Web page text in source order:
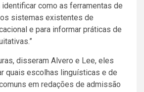
como as ferramentas de
sistemas existentes de
e para informar práticas de
disseram Alvero e Lee, eles
quais escolhas linguísticas e de
em redações de admissão